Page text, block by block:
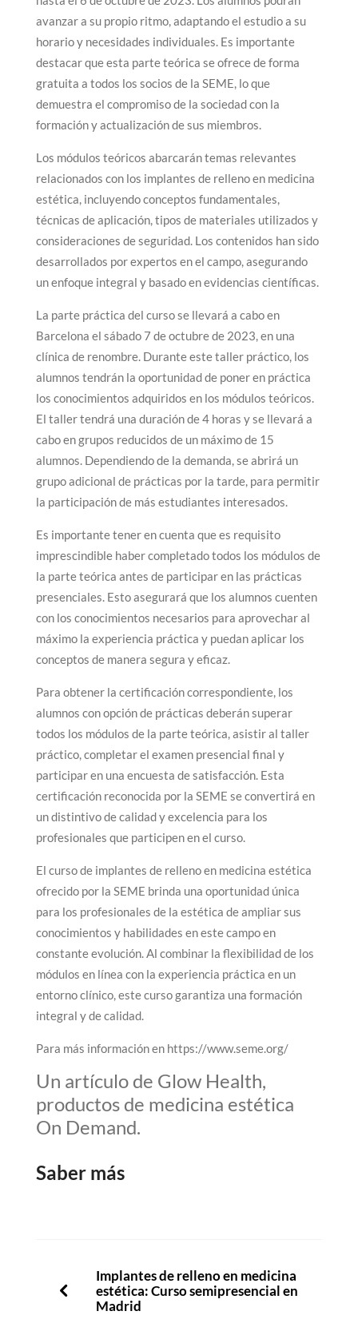
avanzar a su propio ritmo, adaptando el estudio a su
horario y necesidades individuales. Es importante
destacar que esta parte teórica se ofrece de forma
gratuita a todos los socios de la SEME, lo que
demuestra el compromiso de la sociedad con la
formación y actualización de sus miembros.
Los módulos teóricos abarcarán temas relevantes
relacionados con los implantes de relleno en medicina
estética, incluyendo conceptos fundamentales,
técnicas de aplicación, tipos de materiales utilizados y
consideraciones de seguridad. Los contenidos han sido
desarrollados por expertos en el campo, asegurando
un enfoque integral y basado en evidencias científicas.
La parte práctica del curso se llevará a cabo en
Barcelona el sábado 7 de octubre de 2023, en una
clínica de renombre. Durante este taller práctico, los
alumnos tendrán la oportunidad de poner en práctica
los conocimientos adquiridos en los módulos teóricos.
El taller tendrá una duración de 4 horas y se llevará a
cabo en grupos reducidos de un máximo de 15
alumnos. Dependiendo de la demanda, se abrirá un
grupo adicional de prácticas por la tarde, para permitir
la participación de más estudiantes interesados.
Es importante tener en cuenta que es requisito
imprescindible haber completado todos los módulos de
la parte teórica antes de participar en las prácticas
presenciales. Esto asegurará que los alumnos cuenten
con los conocimientos necesarios para aprovechar al
máximo la experiencia práctica y puedan aplicar los
conceptos de manera segura y eficaz.
Para obtener la certificación correspondiente, los
alumnos con opción de prácticas deberán superar
todos los módulos de la parte teórica, asistir al taller
práctico, completar el examen presencial final y
participar en una encuesta de satisfacción. Esta
certificación reconocida por la SEME se convertirá en
un distintivo de calidad y excelencia para los
profesionales que participen en el curso.
El curso de implantes de relleno en medicina estética
ofrecido por la SEME brinda una oportunidad única
para los profesionales de la estética de ampliar sus
conocimientos y habilidades en este campo en
constante evolución. Al combinar la flexibilidad de los
módulos en línea con la experiencia práctica en un
entorno clínico, este curso garantiza una formación
integral y de calidad.
Para más información en https://www.seme.org/
Un artículo de Glow Health,
productos de medicina estética
On Demand.
Saber más
Implantes de relleno en medicina
estética: Curso semipresencial en
Madrid